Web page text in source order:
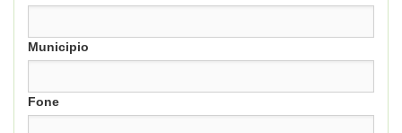
Municipio
Fone